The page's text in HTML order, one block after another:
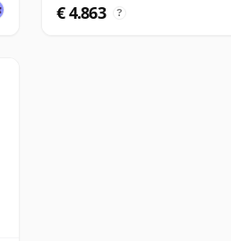
€ 4.863 ?